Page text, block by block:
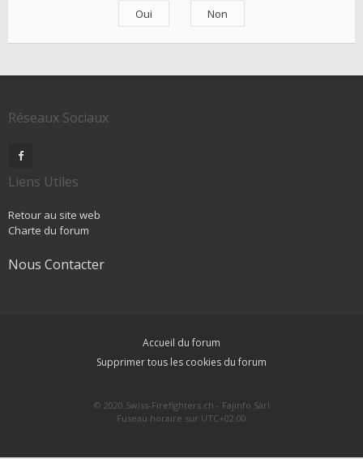
Réseaux Sociaux
Liens Utiles
Retour au site web
Charte du forum
Nous Contacter
Accueil du forum
Supprimer tous les cookies du forum
© 2020 Swiss-Firefighters.ch - Fajinfo Sàrl
Fuseau horaire sur UTC+02:00